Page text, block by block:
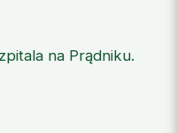
na Prądniku.